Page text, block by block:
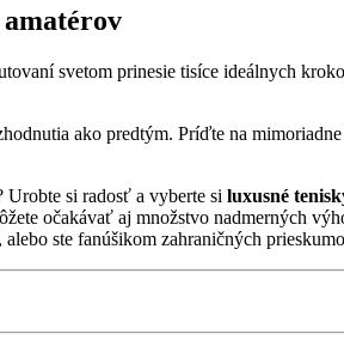
svetom prinesie tisíce ideálnych
ako predtým. Príďte na
Urobte si radosť a vyberte si luxusné
očakávať aj množstvo nadmerných
ste fanúšikom zahraničných